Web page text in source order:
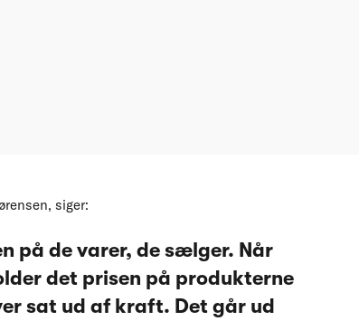
siger:
på de varer, de sælger. Når
det prisen på produkterne
sat ud af kraft. Det går ud